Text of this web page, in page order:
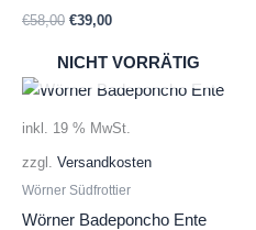
€58,00 Ursprünglicher
war:
€39,00Aktueller
ist:
NICHT VORRÄTIG
inkl. 19 % MwSt.
zzgl. Versandkosten
Wörner Südfrottier
Wörner Badeponcho Ente